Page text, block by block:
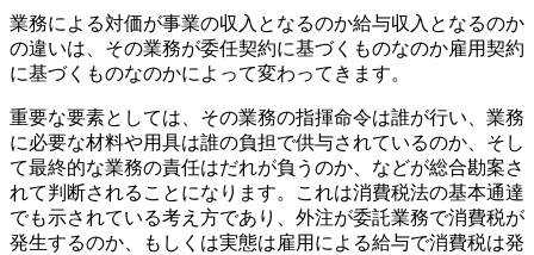
業務による対価が事業の収入となるのか給与収入となるのか
の違いは、その業務が委任契約に基づくものなのか雇用契約
に基づくものなのかによって変わってきます。
重要な要素としては、その業務の指揮命令は誰が行い、業務
に必要な材料や用具は誰の負担で供与されているのか、そし
て最終的な業務の責任はだれが負うのか、などが総合勘案さ
れて判断されることになります。これは消費税法の基本通達
でも示されている考え方であり、外注が委託業務で消費税が
発生するのか、もしくは実態は雇用による給与で消費税は発